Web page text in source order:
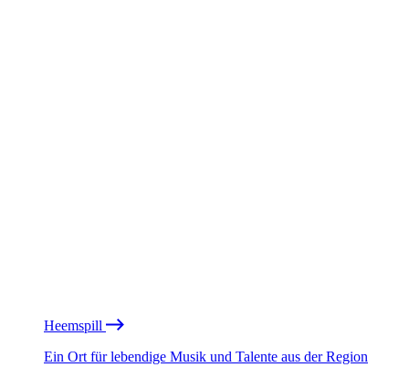
Heemspill
Ein Ort für lebendige Musik und Talente aus der Region